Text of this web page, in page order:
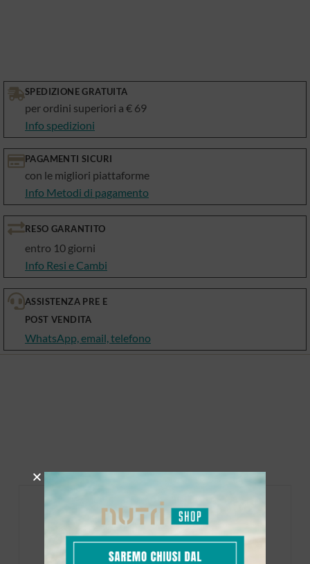
SPEDIZIONE GRATUITA
per ordini superiori a € 69
Info spedizioni
PAGAMENTI SICURI
con le migliori piattaforme
Info Metodi di pagamento
RESO GARANTITO
entro 10 giorni
Info Resi e Cambi
ASSISTENZA PRE E
POST VENDITA
WhatsApp, email, telefono